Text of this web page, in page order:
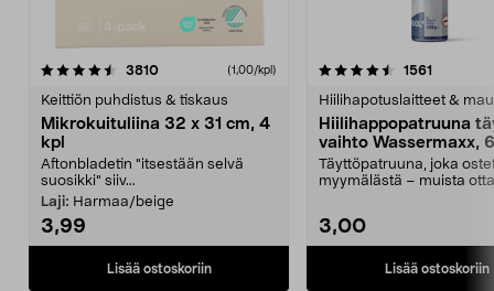
3810arvostelut (1,00/kpl)
Keittiön puhdistus & tiskaus
Mikrokuituliina 32 x 31 cm, 4
kpl
Aftonbladetin "itsestään selvä
suosikki" siiv...
Laji: Harmaa/beige
3,99
Lisää ostoskoriin
4.5viidestä
1561
Hiilihapotuslaitteet &
Hiilihappopatruuna
vaihto Wassermaxx,
Täyttöpatruuna, joka
myymälästä – muista
3,00
Lisää ostoskoriin
4.5viidestä